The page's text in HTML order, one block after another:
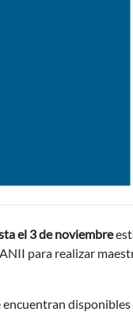
el 3 de noviembre
para realizar
disponibles